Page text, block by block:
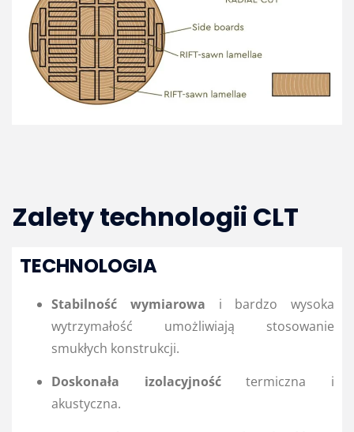
Zalety technologii CLT
TECHNOLOGIA
Stabilność wymiarowa i bardzo wysoka
wytrzymałość umożliwiają stosowanie
smukłych konstrukcji.
Doskonała izolacyjnośćtermiczna i
akustyczna.